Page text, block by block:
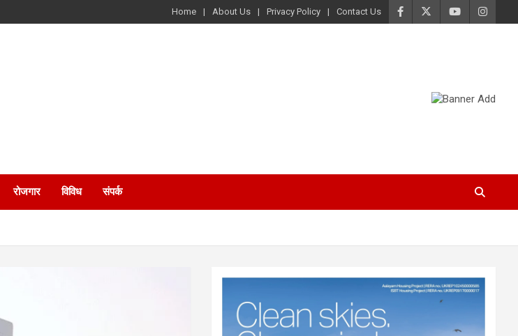
Home About Us Privacy Policy Contact Us
रोजगार विविध संपर्क